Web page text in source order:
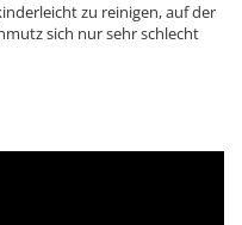
zu reinigen, auf der
sich nur sehr schlecht